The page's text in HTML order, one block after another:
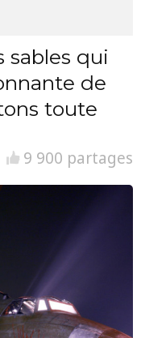
sables qui
de
toute
9 900 partages